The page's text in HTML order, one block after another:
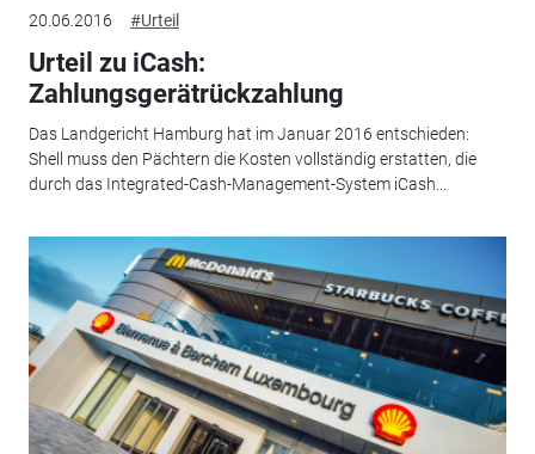
20.06.2016 #Urteil
Urteil zu iCash:
Zahlungsgerätrückzahlung
Das Landgericht Hamburg hat im Januar 2016 entschieden:
Shell muss den Pächtern die Kosten vollständig erstatten, die
durch das Integrated-Cash-Management-System iCash...